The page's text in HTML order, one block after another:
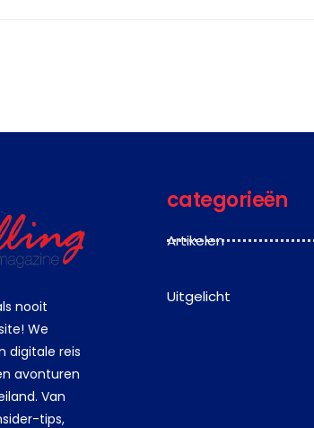
nooit
We
digitale reis
avonturen
Van
tips,
categorieën
Artikelen
Uitgelicht